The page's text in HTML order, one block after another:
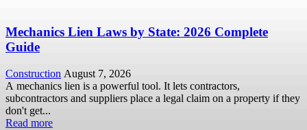
Mechanics Lien Laws by State: 2026 Complete
Guide
Construction August 7, 2026
A mechanics lien is a powerful tool. It lets contractors,
subcontractors and suppliers place a legal claim on a property if they
don't get...
Read more